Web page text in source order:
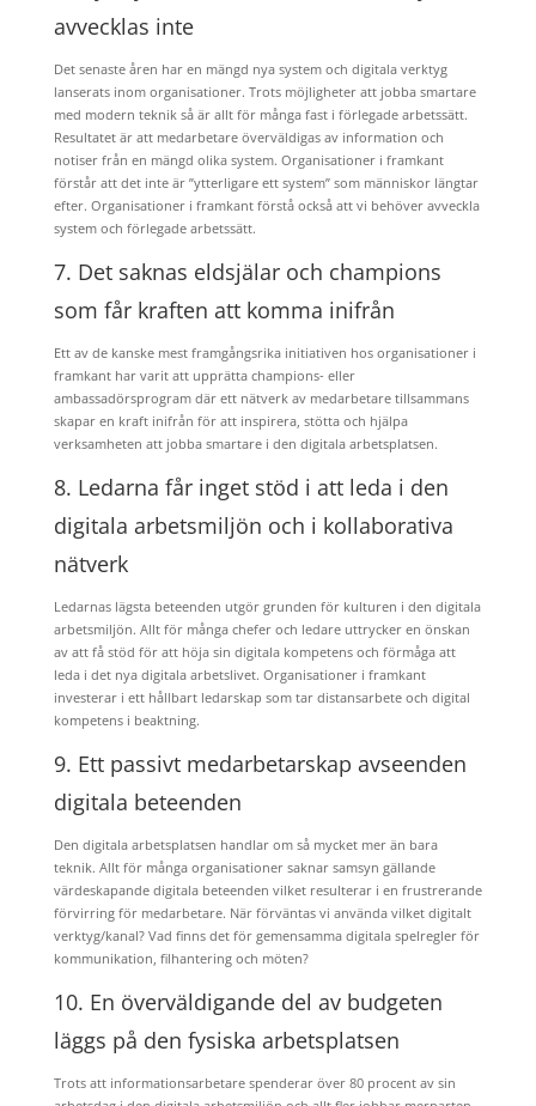
avvecklas inte
Det senaste åren har en mängd nya system och digitala verktyg
lanserats inom organisationer. Trots möjligheter att jobba smartare
med modern teknik så är allt för många fast i förlegade arbetssätt.
Resultatet är att medarbetare överväldigas av information och
notiser från en mängd olika system. Organisationer i framkant
förstår att det inte är ”ytterligare ett system” som människor längtar
efter. Organisationer i framkant förstå också att vi behöver avveckla
system och förlegade arbetssätt.
7. Det saknas eldsjälar och champions
som får kraften att komma inifrån
Ett av de kanske mest framgångsrika initiativen hos organisationer i
framkant har varit att upprätta champions- eller
ambassadörsprogram där ett nätverk av medarbetare tillsammans
skapar en kraft inifrån för att inspirera, stötta och hjälpa
verksamheten att jobba smartare i den digitala arbetsplatsen.
8. Ledarna får inget stöd i att leda i den
digitala arbetsmiljön och i kollaborativa
nätverk
Ledarnas lägsta beteenden utgör grunden för kulturen i den digitala
arbetsmiljön. Allt för många chefer och ledare uttrycker en önskan
av att få stöd för att höja sin digitala kompetens och förmåga att
leda i det nya digitala arbetslivet. Organisationer i framkant
investerar i ett hållbart ledarskap som tar distansarbete och digital
kompetens i beaktning.
9. Ett passivt medarbetarskap avseenden
digitala beteenden
Den digitala arbetsplatsen handlar om så mycket mer än bara
teknik. Allt för många organisationer saknar samsyn gällande
värdeskapande digitala beteenden vilket resulterar i en frustrerande
förvirring för medarbetare. När förväntas vi använda vilket digitalt
verktyg/kanal? Vad finns det för gemensamma digitala spelregler för
kommunikation, filhantering och möten?
10. En överväldigande del av budgeten
läggs på den fysiska arbetsplatsen
Trots att informationsarbetare spenderar över 80 procent av sin